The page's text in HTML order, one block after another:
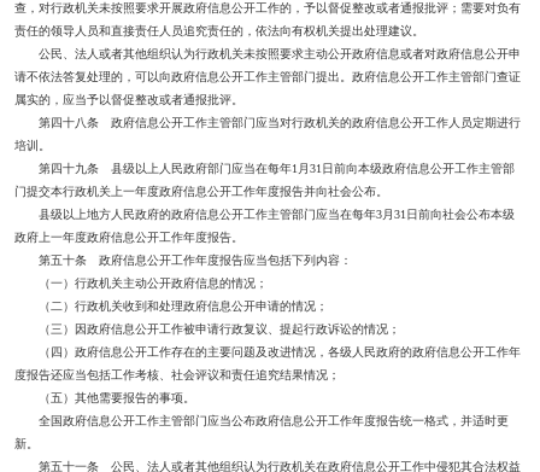
查，对行政机关未按照要求开展政府信息公开工作的，予以督促整改或者通报批评；需要对负有
责任的领导人员和直接责任人员追究责任的，依法向有权机关提出处理建议。
公民、法人或者其他组织认为行政机关未按照要求主动公开政府信息或者对政府信息公开申
请不依法答复处理的，可以向政府信息公开工作主管部门提出。政府信息公开工作主管部门查证
属实的，应当予以督促整改或者通报批评。
第四十八条 政府信息公开工作主管部门应当对行政机关的政府信息公开工作人员定期进行
培训。
第四十九条 县级以上人民政府部门应当在每年1月31日前向本级政府信息公开工作主管部
门提交本行政机关上一年度政府信息公开工作年度报告并向社会公布。
县级以上地方人民政府的政府信息公开工作主管部门应当在每年3月31日前向社会公布本级
政府上一年度政府信息公开工作年度报告。
第五十条 政府信息公开工作年度报告应当包括下列内容：
（一）行政机关主动公开政府信息的情况；
（二）行政机关收到和处理政府信息公开申请的情况；
（三）因政府信息公开工作被申请行政复议、提起行政诉讼的情况；
（四）政府信息公开工作存在的主要问题及改进情况，各级人民政府的政府信息公开工作年
度报告还应当包括工作考核、社会评议和责任追究结果情况；
（五）其他需要报告的事项。
全国政府信息公开工作主管部门应当公布政府信息公开工作年度报告统一格式，并适时更
新。
第五十一条 公民、法人或者其他组织认为行政机关在政府信息公开工作中侵犯其合法权益